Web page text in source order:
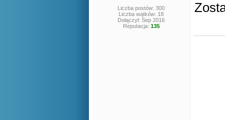
Liczba postów: 300
Liczba wątków: 18
Dołączył: Sep 2016
Reputacja: 135